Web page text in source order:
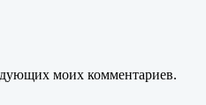
моих комментариев.